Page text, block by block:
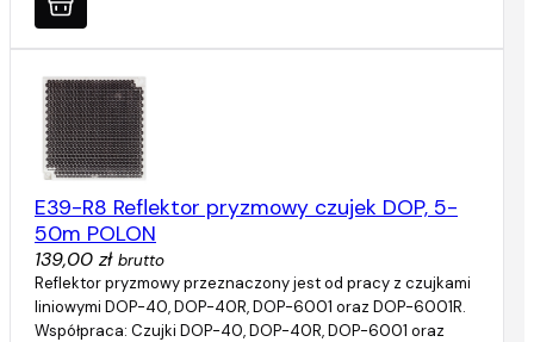
E39-R8 Reflektor pryzmowy czujek DOP, 5-
50m POLON
139,00 zł brutto
Reflektor pryzmowy przeznaczony jest od pracy z czujkami
liniowymi DOP-40, DOP-40R, DOP-6001 oraz DOP-6001R.
Współpraca: Czujki DOP-40, DOP-40R, DOP-6001 oraz